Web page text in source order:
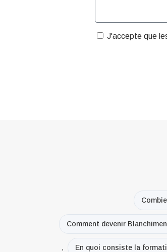
J'accepte que
Comment devenir
, En quoi consiste la